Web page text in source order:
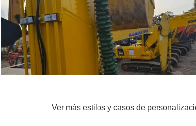
Ver más estilos y casos de